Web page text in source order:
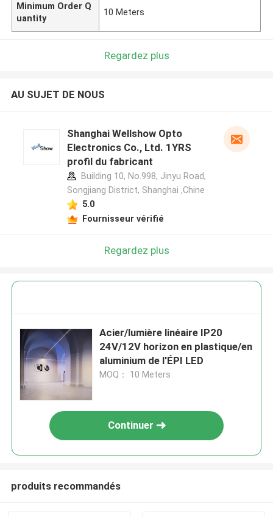
Minimum Order Q
uantity
10 Meters
Regardez plus
AU SUJET DE NOUS
Shanghai Wellshow Opto
Electronics Co., Ltd. 1YRS
profil du fabricant
Building 10, No.998, Jinyu Road,
Songjiang District, Shanghai ,Chine
5.0
Fournisseur vérifié
Regardez plus
Acier/lumière linéaire IP20
24V/12V horizon en plastique/en
aluminium de l'ÉPI LED
MOQ： 10 Meters
Continuer
produits recommandés